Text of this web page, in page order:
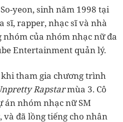
yeon, sinh năm 1998 tại
sĩ, rapper, nhạc sĩ và nhà
của nhóm nhạc nữ đa
Entertainment quản lý.
tham gia chương trình
Rapstarmùa 3. Cô
án nhóm nhạc nữ SM
và đã lồng tiếng cho nhân